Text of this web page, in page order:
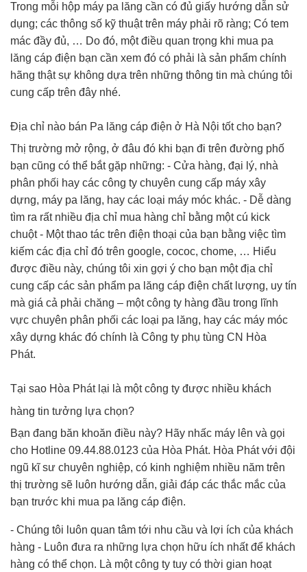
Trong mỗi hộp máy pa lăng cần có đủ giấy hướng dẫn sử
dụng; các thông số kỹ thuật trên máy phải rõ ràng; Có tem
mác đầy đủ, … Do đó, một điều quan trọng khi mua pa
lăng cáp điện bạn cần xem đó có phải là sản phẩm chính
hãng thật sự không dựa trên những thông tin mà chúng tôi
cung cấp trên đây nhé.
Địa chỉ nào bán Pa lăng cáp điện ở Hà Nội tốt cho bạn?
Thị trường mở rộng, ở đâu đó khi bạn đi trên đường phố
bạn cũng có thể bắt gặp những: - Cửa hàng, đại lý, nhà
phân phối hay các công ty chuyên cung cấp máy xây
dựng, máy pa lăng, hay các loại máy móc khác. - Dễ dàng
tìm ra rất nhiều địa chỉ mua hàng chỉ bằng một cú kick
chuột - Một thao tác trên điện thoại của bạn bằng việc tìm
kiếm các địa chỉ đó trên google, cococ, chome, … Hiểu
được điều này, chúng tôi xin gợi ý cho bạn một địa chỉ
cung cấp các sản phẩm pa lăng cáp điện chất lượng, uy tín
mà giá cả phải chăng – một công ty hàng đầu trong lĩnh
vực chuyên phân phối các loại pa lăng, hay các máy móc
xây dựng khác đó chính là Công ty phụ tùng CN Hòa
Phát.
Tại sao Hòa Phát lại là một công ty được nhiều khách
hàng tin tưởng lựa chọn?
Bạn đang băn khoăn điều này? Hãy nhấc máy lên và gọi
cho Hotline 09.44.88.0123 của Hòa Phát. Hòa Phát với đội
ngũ kĩ sư chuyên nghiệp, có kinh nghiệm nhiều năm trên
thị trường sẽ luôn hướng dẫn, giải đáp các thắc mắc của
bạn trước khi mua pa lăng cáp điện.
- Chúng tôi luôn quan tâm tới nhu cầu và lợi ích của khách
hàng - Luôn đưa ra những lựa chọn hữu ích nhất để khách
hàng có thể chọn. Là một công ty tuy có thời gian hoạt